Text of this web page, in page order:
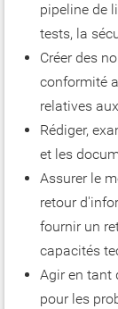
pipeline de
tests, la
Créer des
conformité
relatives
Rédiger,
et les
Assurer le
retour
fournir un
capacités
Agir en tant
pour les